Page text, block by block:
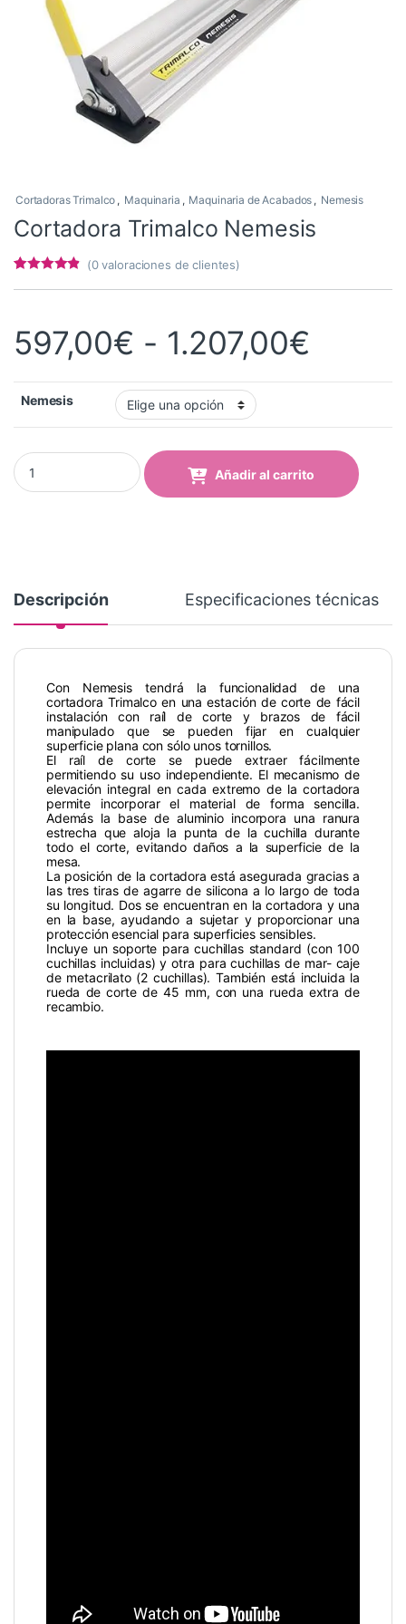
Cortadoras Trimalco , Maquinaria , Maquinaria de Acabados , Nemesis
Cortadora Trimalco Nemesis
s de
clientes
(0valoraciones de clientes)
597,00€ - 1.207,00€
Nemesis
Cortadora Trimalco Nemesis quantity
Añadir al carrito
Descripción Especificaciones técnicas
Con Nemesis tendrá la funcionalidad de una
cortadora Trimalco en una estación de corte de fácil
instalación con raíl de corte y brazos de fácil
manipulado que se pueden fijar en cualquier
superficie plana con sólo unos tornillos.
El raíl de corte se puede extraer fácilmente
permitiendo su uso independiente. El mecanismo de
elevación integral en cada extremo de la cortadora
permite incorporar el material de forma sencilla.
Además la base de aluminio incorpora una ranura
estrecha que aloja la punta de la cuchilla durante
todo el corte, evitando daños a la superficie de la
mesa.
La posición de la cortadora está asegurada gracias a
las tres tiras de agarre de silicona a lo largo de toda
su longitud. Dos se encuentran en la cortadora y una
en la base, ayudando a sujetar y proporcionar una
protección esencial para superficies sensibles.
Incluye un soporte para cuchillas standard (con 100
cuchillas incluidas) y otra para cuchillas de mar- caje
de metacrilato (2 cuchillas). También está incluida la
rueda de corte de 45 mm, con una rueda extra de
recambio.